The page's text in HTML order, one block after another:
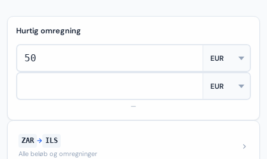
Hurtig omregning
—
ZAR → ILS
Alle beløb og omregninger